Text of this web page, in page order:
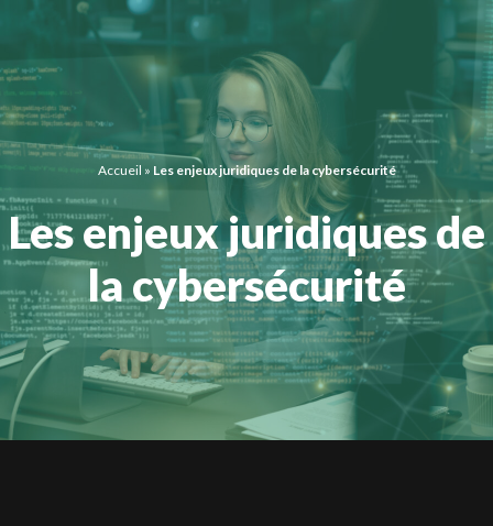
Accueil » Les enjeux juridiques de la cybersécurité
Les enjeux juridiques de
la cybersécurité
Panneau de gestion des cookies